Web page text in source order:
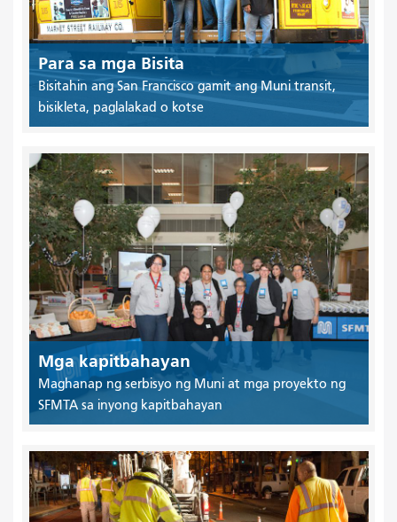
Para sa mga Bisita
Bisitahin ang San Francisco gamit ang Muni transit,
bisikleta, paglalakad o kotse
Mga kapitbahayan
Maghanap ng serbisyo ng Muni at mga proyekto ng
SFMTA sa inyong kapitbahayan